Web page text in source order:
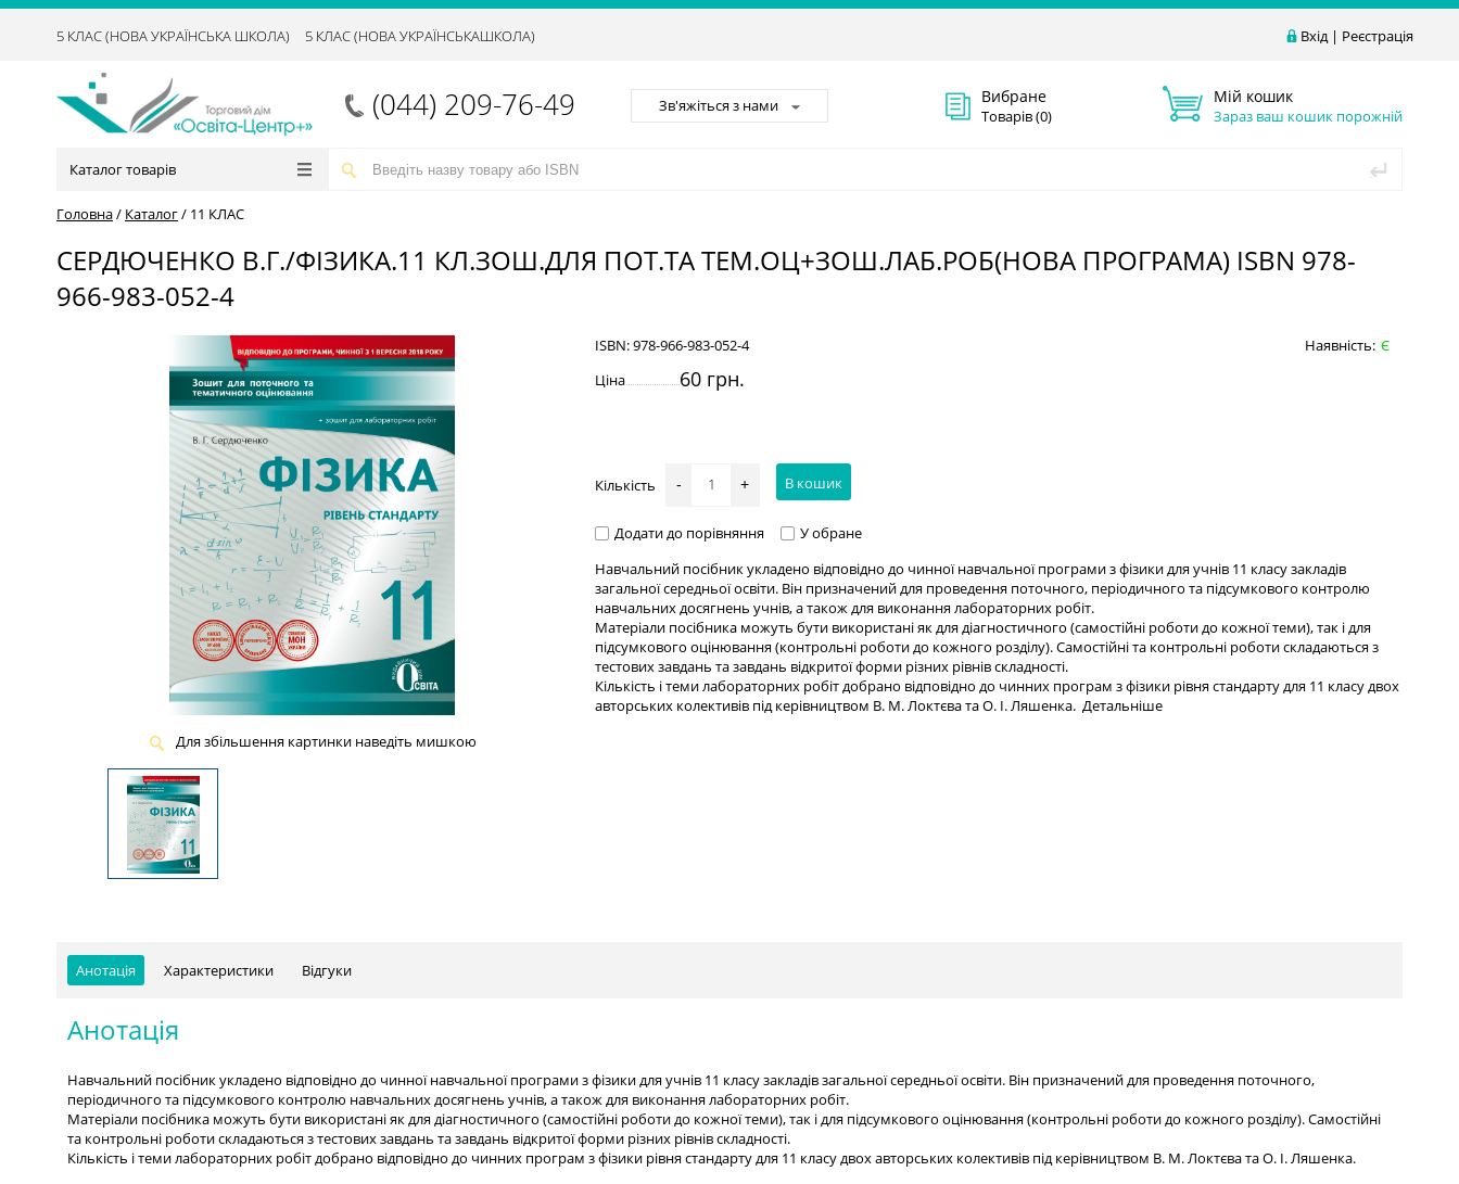
Вхід| Реєстрація
5 КЛАС (НОВА УКРАЇНСЬКА ШКОЛА) 5 КЛАС (НОВА УКРАЇНСЬКАШКОЛА)
(044) 209-76-49 Зв'яжіться з нами Вибране
Товарів (0)
Мій кошик
Зараз ваш кошик порожній
Каталог товарів
Головна/ Каталог/ 11 КЛАС
СЕРДЮЧЕНКО В.Г./ФІЗИКА.11 КЛ.ЗОШ.ДЛЯ ПОТ.ТА ТЕМ.ОЦ+ЗОШ.ЛАБ.РОБ(НОВА ПРОГРАМА) ISBN 978-
966-983-052-4
Для збільшення картинки наведіть мишкою
ISBN:978-966-983-052-4 Наявність: Є
Ціна
60 грн.
Кількість - + В кошик
Додати до порівняння
У обране
Навчальний посібник укладено відповідно до чинної навчальної програми з фізики для учнів 11 класу закладів
загальної середньої освіти. Він призначений для проведення поточного, періодичного та підсумкового контролю
навчальних досягнень учнів, а також для виконання лабораторних робіт.
Матеріали посібника можуть бути використані як для діагностичного (самостійні роботи до кожної теми), так і для
підсумкового оцінювання (контрольні роботи до кожного розділу). Самостійні та контрольні роботи складаються з
тестових завдань та завдань відкритої форми різних рівнів складності.
Кількість і теми лабораторних робіт добрано відповідно до чинних програм з фізики рівня стандарту для 11 класу двох
авторських колективів під керівництвом В. М. Локтєва та О. І. Ляшенка. Детальніше
Анотація Характеристики Відгуки
Анотація
Навчальний посібник укладено відповідно до чинної навчальної програми з фізики для учнів 11 класу закладів загальної середньої освіти. Він призначений для проведення поточного,
періодичного та підсумкового контролю навчальних досягнень учнів, а також для виконання лабораторних робіт.
Матеріали посібника можуть бути використані як для діагностичного (самостійні роботи до кожної теми), так і для підсумкового оцінювання (контрольні роботи до кожного розділу). Самостійні
та контрольні роботи складаються з тестових завдань та завдань відкритої форми різних рівнів складності.
Кількість і теми лабораторних робіт добрано відповідно до чинних програм з фізики рівня стандарту для 11 класу двох авторських колективів під керівництвом В. М. Локтєва та О. І. Ляшенка.